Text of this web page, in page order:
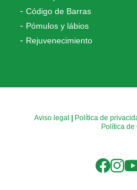
Código de Barras
Pómulos y lábios
Rejuvenecimiento
Aviso legal Política de
Política de